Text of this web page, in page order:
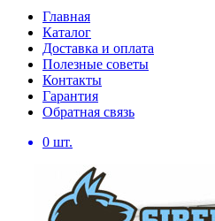
Главная
Каталог
Доставка и оплата
Полезные советы
Контакты
Гарантия
Обратная связь
0 шт.